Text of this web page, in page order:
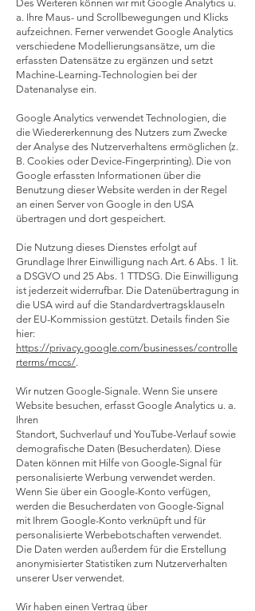
Des Weiteren können wir mit Google Analytics u.
a. Ihre Maus- und Scrollbewegungen und Klicks
aufzeichnen. Ferner verwendet Google Analytics
verschiedene Modellierungsansätze, um die
erfassten Datensätze zu ergänzen und setzt
Machine-Learning-Technologien bei der
Datenanalyse ein.
Google Analytics verwendet Technologien, die
die Wiedererkennung des Nutzers zum Zwecke
der Analyse des Nutzerverhaltens ermöglichen (z.
B. Cookies oder Device-Fingerprinting). Die von
Google erfassten Informationen über die
Benutzung dieser Website werden in der Regel
an einen Server von Google in den USA
übertragen und dort gespeichert.
Die Nutzung dieses Dienstes erfolgt auf
Grundlage Ihrer Einwilligung nach Art. 6 Abs. 1 lit.
a DSGVO und 25 Abs. 1 TTDSG. Die Einwilligung
ist jederzeit widerrufbar. Die Datenübertragung in
die USA wird auf die Standardvertragsklauseln
der EU-Kommission gestützt. Details finden Sie
hier:
https://privacy.google.com/businesses/controlle
rterms/mccs/.
Wir nutzen Google-Signale. Wenn Sie unsere
Website besuchen, erfasst Google Analytics u. a.
Ihren
Standort, Suchverlauf und YouTube-Verlauf sowie
demografische Daten (Besucherdaten). Diese
Daten können mit Hilfe von Google-Signal für
personalisierte Werbung verwendet werden.
Wenn Sie über ein Google-Konto verfügen,
werden die Besucherdaten von Google-Signal
mit Ihrem Google-Konto verknüpft und für
personalisierte Werbebotschaften verwendet.
Die Daten werden außerdem für die Erstellung
anonymisierter Statistiken zum Nutzerverhalten
unserer User verwendet.
Wir haben einen Vertrag über